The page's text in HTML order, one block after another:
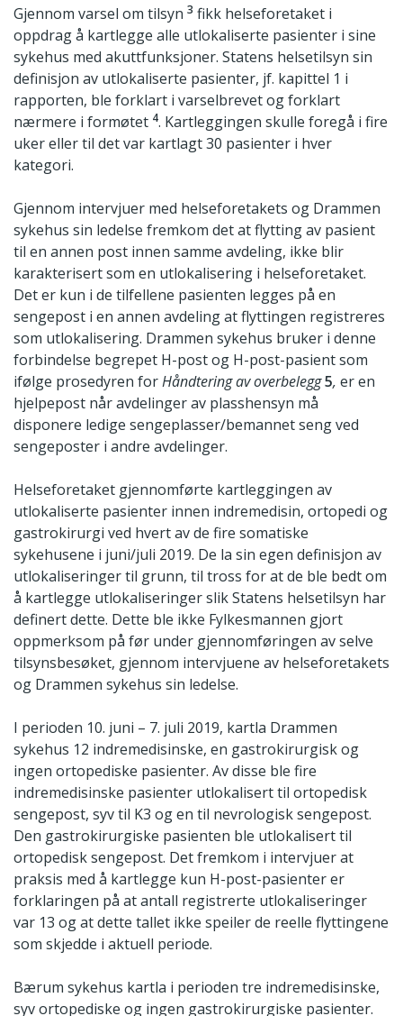
Gjennom varsel om tilsyn 3 fikk helseforetaket i
oppdrag å kartlegge alle utlokaliserte pasienter i sine
sykehus med akuttfunksjoner. Statens helsetilsyn sin
definisjon av utlokaliserte pasienter, jf. kapittel 1 i
rapporten, ble forklart i varselbrevet og forklart
nærmere i formøtet 4. Kartleggingen skulle foregå i fire
uker eller til det var kartlagt 30 pasienter i hver
kategori.
Gjennom intervjuer med helseforetakets og Drammen
sykehus sin ledelse fremkom det at flytting av pasient
til en annen post innen samme avdeling, ikke blir
karakterisert som en utlokalisering i helseforetaket.
Det er kun i de tilfellene pasienten legges på en
sengepost i en annen avdeling at flyttingen registreres
som utlokalisering. Drammen sykehus bruker i denne
forbindelse begrepet H-post og H-post-pasient som
ifølge prosedyren forHåndtering av overbelegg5, er en
hjelpepost når avdelinger av plasshensyn må
disponere ledige sengeplasser/bemannet seng ved
sengeposter i andre avdelinger.
Helseforetaket gjennomførte kartleggingen av
utlokaliserte pasienter innen indremedisin, ortopedi og
gastrokirurgi ved hvert av de fire somatiske
sykehusene i juni/juli 2019. De la sin egen definisjon av
utlokaliseringer til grunn, til tross for at de ble bedt om
å kartlegge utlokaliseringer slik Statens helsetilsyn har
definert dette. Dette ble ikke Fylkesmannen gjort
oppmerksom på før under gjennomføringen av selve
tilsynsbesøket, gjennom intervjuene av helseforetakets
og Drammen sykehus sin ledelse.
I perioden 10. juni – 7. juli 2019, kartla Drammen
sykehus 12 indremedisinske, en gastrokirurgisk og
ingen ortopediske pasienter. Av disse ble fire
indremedisinske pasienter utlokalisert til ortopedisk
sengepost, syv til K3 og en til nevrologisk sengepost.
Den gastrokirurgiske pasienten ble utlokalisert til
ortopedisk sengepost. Det fremkom i intervjuer at
praksis med å kartlegge kun H-post-pasienter er
forklaringen på at antall registrerte utlokaliseringer
var 13 og at dette tallet ikke speiler de reelle flyttingene
som skjedde i aktuell periode.
Bærum sykehus kartla i perioden tre indremedisinske,
syv ortopediske og ingen gastrokirurgiske pasienter.